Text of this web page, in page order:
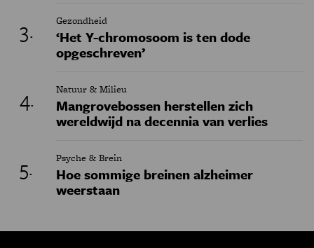
Gezondheid
‘Het Y-chromosoom is ten dode
opgeschreven’
Natuur & Milieu
Mangrovebossen herstellen zich
wereldwijd na decennia van verlies
Psyche & Brein
Hoe sommige breinen alzheimer
weerstaan